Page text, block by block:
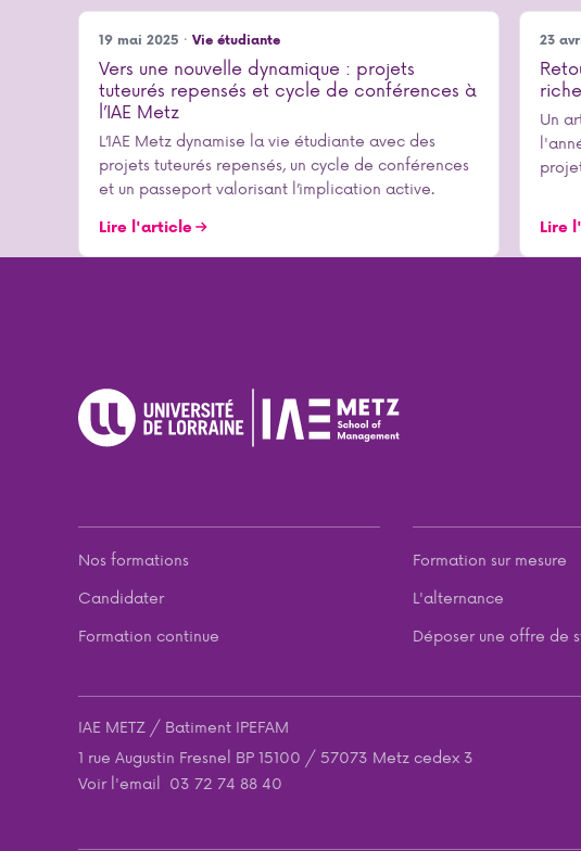
19 mai 2025 · Vie étudiante
Vers une nouvelle dynamique : projets
tuteurés repensés et cycle de conférences à
l’IAE Metz
L’IAE Metz dynamise la vie étudiante avec des
projets tuteurés repensés, un cycle de conférences
et un passeport valorisant l’implication active.
Lire l'article
23
Un
Lire
Nos formations
Candidater
Formation continue
Formation sur mesure
L'alternance
Déposer une offre de
IAE METZ / Batiment IPEFAM
1 rue Augustin Fresnel BP 15100 / 57073 Metz cedex 3
Voir l'email 03 72 74 88 40